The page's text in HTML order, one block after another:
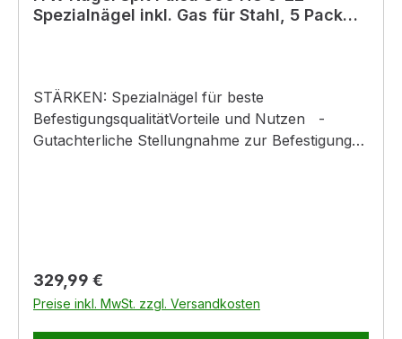
Spezialnägel inkl. Gas für Stahl, 5 Pack
STÄRKEN: Spezialnägel für beste
BefestigungsqualitätVorteile und Nutzen -
Gutachterliche Stellungnahme zur Befestigung
Serviceklasse 1Gefahrguthinweis: GHS 02:
Flamme H und P Sätze: H222: Extrem
entzündbares AerosolH229: Behälter steht unter
Regulärer Preis:
329,99 €
Preise inkl. MwSt. zzgl. Versandkosten